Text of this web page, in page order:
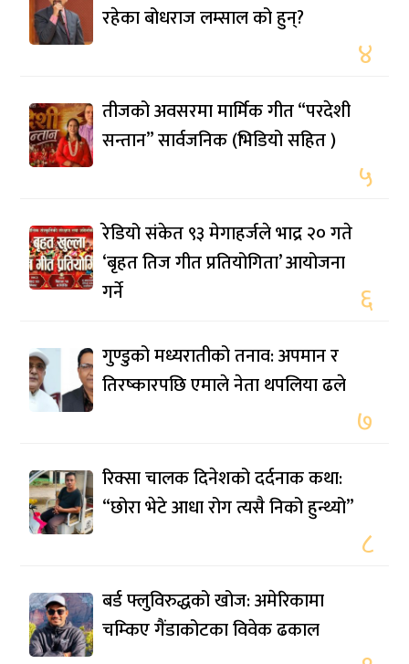
रहेका बोधराज लम्साल को हुन्?
४
तीजको अवसरमा मार्मिक गीत “परदेशी
सन्तान” सार्वजनिक (भिडियो सहित )
५
रेडियो संकेत ९३ मेगाहर्जले भाद्र २० गते
‘बृहत तिज गीत प्रतियोगिता’ आयोजना
गर्ने
६
गुण्डुको मध्यरातीको तनाव: अपमान र
तिरष्कारपछि एमाले नेता थपलिया ढले
७
रिक्सा चालक दिनेशको दर्दनाक कथा:
“छोरा भेटे आधा रोग त्यसै निको हुन्थ्यो”
८
बर्ड फ्लुविरुद्धको खोज: अमेरिकामा
चम्किए गैंडाकोटका विवेक ढकाल